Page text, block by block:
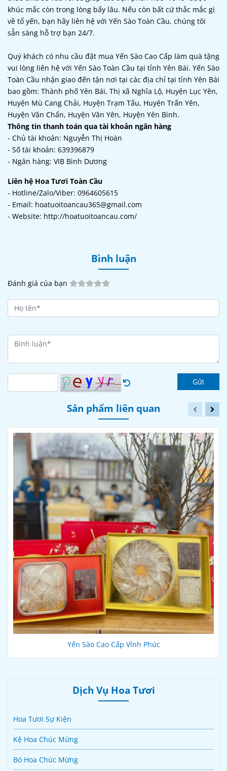
khúc mắc còn trong lòng bấy lâu. Nếu còn bất cứ thắc mắc gì
về tổ yến, bạn hãy liên hệ với Yến Sào Toàn Cầu, chúng tôi
sẵn sàng hỗ trợ bạn 24/7.
Quý khách có nhu cầu đặt mua Yến Sào Cao Cấp làm quà tặng
vui lòng liên hệ với Yến Sào Toàn Cầu tại tỉnh Yên Bái. Yến Sào
Toàn Cầu nhận giao đến tận nơi tại các địa chỉ tại tỉnh Yên Bái
bao gồm: Thành phố Yên Bái, Thị xã Nghĩa Lộ, Huyện Lục Yên,
Huyện Mù Cang Chải, Huyện Trạm Tấu, Huyện Trấn Yên,
Huyện Văn Chấn, Huyện Văn Yên, Huyện Yên Bình.
Thông tin thanh toán qua tài khoản ngân hàng
- Chủ tài khoản: Nguyễn Thị Hoàn
- Số tài khoản: 639396879
- Ngân hàng: VIB Bình Dương
Liên hệ Hoa Tươi Toàn Cầu
- Hotline/Zalo/Viber: 0964605615
- Email: hoatuoitoancau365@gmail.com
- Website: http://hoatuoitoancau.com/
Bình luận
Đánh giá của bạn
Gửi
Sản phẩm liên quan
Yến Sào Cao Cấp Vĩnh Phúc
Dịch Vụ Hoa Tươi
Hoa Tươi Sự Kiện
Kệ Hoa Chúc Mừng
Bó Hoa Chúc Mừng